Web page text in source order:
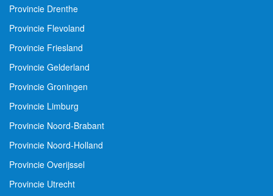
Provincie Drenthe
Provincie Flevoland
Provincie Friesland
Provincie Gelderland
Provincie Groningen
Provincie Limburg
Provincie Noord-Brabant
Provincie Noord-Holland
Provincie Overijssel
Provincie Utrecht